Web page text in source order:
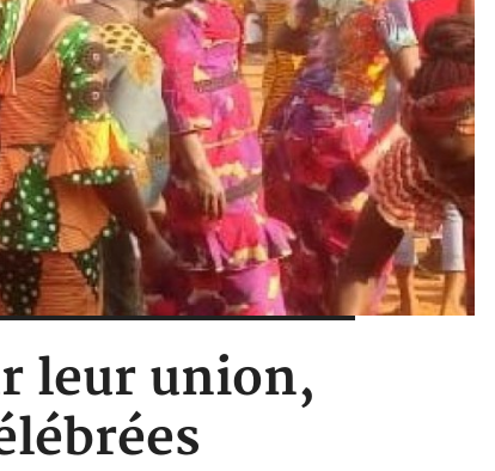
leur union,